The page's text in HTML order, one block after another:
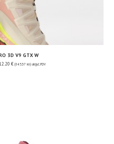
3D V9 GTX W
€ (845.37 kn) uključ. PDV